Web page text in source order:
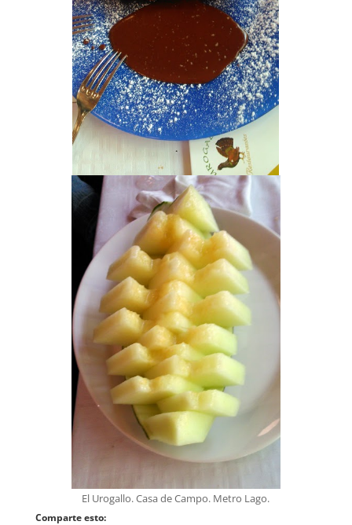
El Urogallo. Casa de Campo. Metro Lago.
Comparte esto: